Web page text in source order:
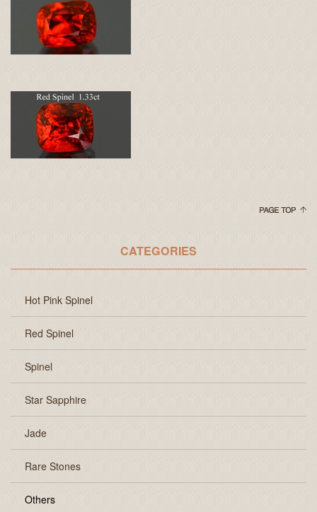
CATEGORIES
Hot Pink Spinel
Red Spinel
Spinel
Star Sapphire
Jade
Rare Stones
Others